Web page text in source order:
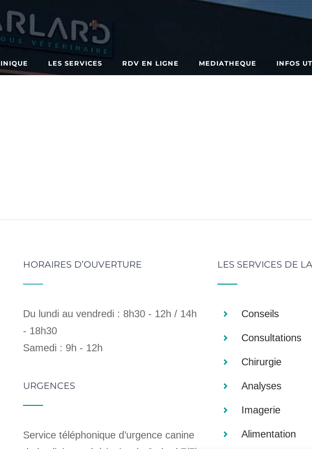
LES SERVICES RDV EN LIGNE MEDIATHEQUE INFOS
HORAIRES D’OUVERTURE
Du lundi au vendredi : 8h30 - 12h / 14h
- 18h30
Samedi : 9h - 12h
URGENCES
Service téléphonique d’urgence canine
LES SERVICES DE
Conseils
Consultations
Chirurgie
Analyses
Imagerie
Alimentation